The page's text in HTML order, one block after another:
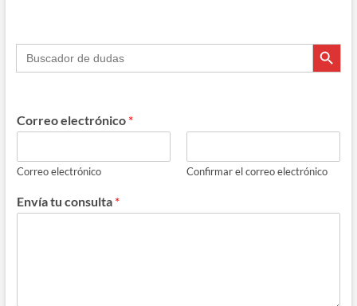
Buscar: Botón de
Correo electrónico *
Correo electrónico Confirmar el correo electrónico
Envía tu consulta *